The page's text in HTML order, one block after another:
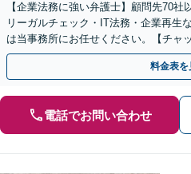
【企業法務に強い弁護士】顧問先70社
リーガルチェック・IT法務・企業再生
は当事務所にお任せください。【チャ
応】
料金表を
電話でお問い合わせ